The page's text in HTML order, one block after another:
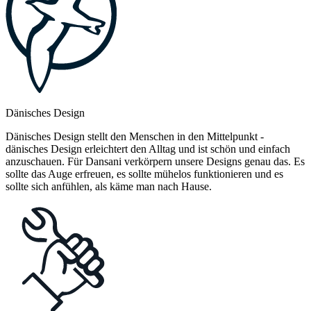
Dänisches Design
Dänisches Design stellt den Menschen in den Mittelpunkt -
dänisches Design erleichtert den Alltag und ist schön und einfach
anzuschauen. Für Dansani verkörpern unsere Designs genau das. Es
sollte das Auge erfreuen, es sollte mühelos funktionieren und es
sollte sich anfühlen, als käme man nach Hause.